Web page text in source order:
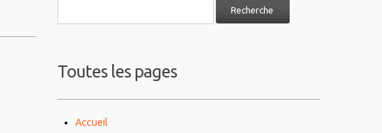
Toutes les pages
Accueil